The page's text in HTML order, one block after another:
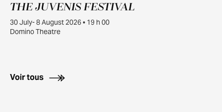
JUILL.
30
THE JUVENIS FESTIVAL
30 July- 8 August 2026 • 19 h 00
Domino Theatre
Voir tous